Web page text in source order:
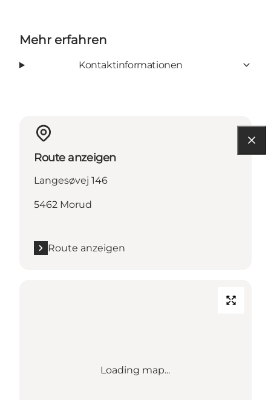
Mehr erfahren
Kontaktinformationen
Route anzeigen
Langesøvej 146
5462 Morud
Route anzeigen
Loading map...